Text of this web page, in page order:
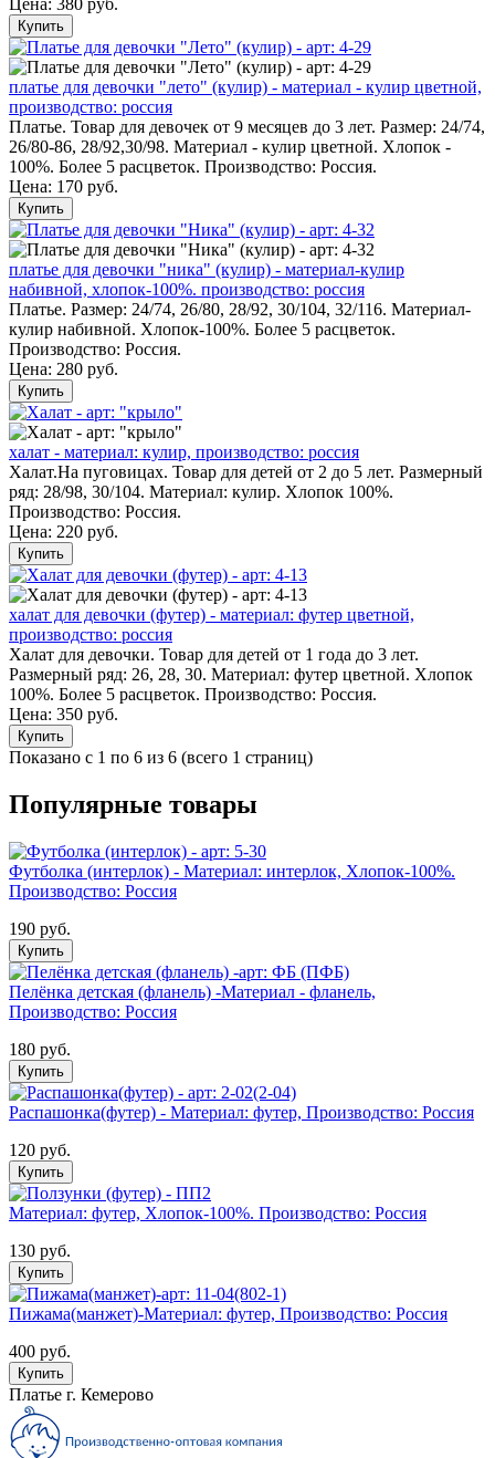
Купить
платье для девочки "лето" (кулир) - материал - кулир цветной,
производство: россия
Платье. Товар для девочек от 9 месяцев до 3 лет. Размер: 24/74,
26/80-86, 28/92,30/98. Материал - кулир цветной. Хлопок -
100%. Более 5 расцветок. Производство: Россия.
Цена: 170 руб.
Купить
платье для девочки "ника" (кулир) - материал-кулир
набивной, хлопок-100%. производство: россия
Платье. Размер: 24/74, 26/80, 28/92, 30/104, 32/116. Материал-
кулир набивной. Хлопок-100%. Более 5 расцветок.
Производство: Россия.
Цена: 280 руб.
Купить
халат - материал: кулир, производство: россия
Халат.На пуговицах. Товар для детей от 2 до 5 лет. Размерный
ряд: 28/98, 30/104. Материал: кулир. Хлопок 100%.
Производство: Россия.
Цена: 220 руб.
Купить
халат для девочки (футер) - материал: футер цветной,
производство: россия
Халат для девочки. Товар для детей от 1 года до 3 лет.
Размерный ряд: 26, 28, 30. Материал: футер цветной. Хлопок
100%. Более 5 расцветок. Производство: Россия.
Цена: 350 руб.
Купить
Показано с 1 по 6 из 6 (всего 1 страниц)
Популярные товары
Футболка (интерлок) - Материал: интерлок, Хлопок-100%.
Производство: Россия
190 руб.
Купить
Пелёнка детская (фланель) -Материал - фланель,
Производство: Россия
180 руб.
Купить
Распашонка(футер) - Материал: футер, Производство: Россия
120 руб.
Купить
Материал: футер, Хлопок-100%. Производство: Россия
130 руб.
Купить
Пижама(манжет)-Материал: футер, Производство: Россия
400 руб.
Купить
Платье г. Кемерово